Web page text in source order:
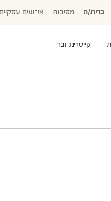
ברית/ה מסיבות אירועים עסקיים
קייטרינג ובר